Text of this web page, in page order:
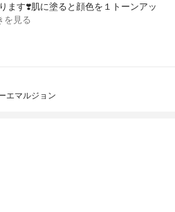
ます❣️肌に塗ると顔色を１トーンアッ
を見る
エマルジョン